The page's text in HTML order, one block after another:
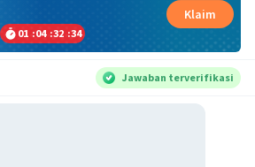
01 :04 :32 :33
Klaim
Jawaban terverifikasi